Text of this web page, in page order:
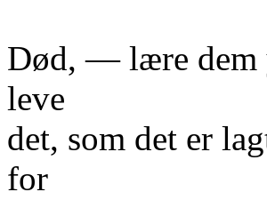
Død, — lære dem
leve
det, som det er
for